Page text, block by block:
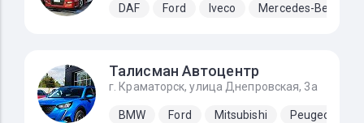
DAF Ford Iveco Mercedes-Benz
Талисман Автоцентр
г. Краматорск, улица Днепровская, 3а
BMW Ford Mitsubishi Peugeot